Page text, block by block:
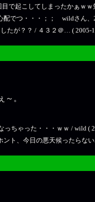
で起こしてしまったかぁｗｗ
でつ・・・；； wildさん、
たが？？ / ４３２＠… ( 2005-
～。
ちゃった・・・ｗｗ / wild (
ト、今日の悪天候ったらな